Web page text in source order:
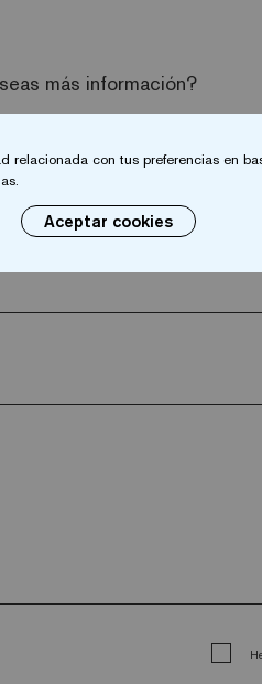
más información?
con tus preferencias en
Aceptar cookies